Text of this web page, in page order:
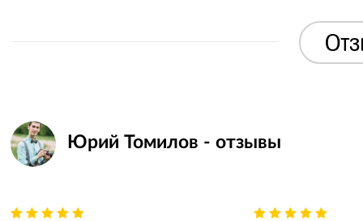
Юрий Томилов - отзывы